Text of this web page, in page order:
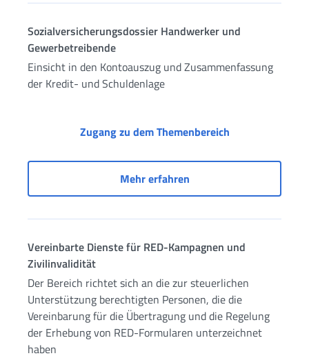
Sozialversicherungsdossier Handwerker und
Gewerbetreibende
Einsicht in den Kontoauszug und Zusammenfassung
der Kredit- und Schuldenlage
Zugang zu dem Themenbereich
Mehr erfahren
Vereinbarte Dienste für RED-Kampagnen und
Zivilinvalidität
Der Bereich richtet sich an die zur steuerlichen
Unterstützung berechtigten Personen, die die
Vereinbarung für die Übertragung und die Regelung
der Erhebung von RED-Formularen unterzeichnet
haben